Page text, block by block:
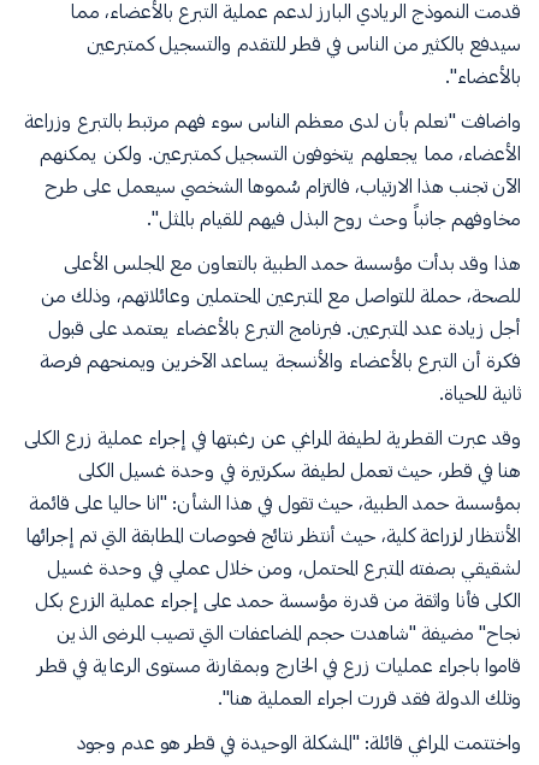
قدمت النموذج الريادي البارز لدعم عملية التبرع بالأعضاء، مما
سيدفع بالكثير من الناس في قطر للتقدم والتسجيل كمتبرعين
بالأعضاء".
واضافت "نعلم بأن لدى معظم الناس سوء فهم مرتبط بالتبرع وزراعة
الأعضاء، مما يجعلهم يتخوفون التسجيل كمتبرعين. ولكن يمكنهم
الآن تجنب هذا الارتياب، فالتزام سُموها الشخصي سيعمل على طرح
مخاوفهم جانباً وحث روح البذل فيهم للقيام بالمثل".
هذا وقد بدأت مؤسسة حمد الطبية بالتعاون مع المجلس الأعلى
للصحة، حملة للتواصل مع المتبرعين المحتملين وعائلاتهم، وذلك من
أجل زيادة عدد المتبرعين. فبرنامج التبرع بالأعضاء يعتمد على قبول
فكرة أن التبرع بالأعضاء والأنسجة يساعد الآخرين ويمنحهم فرصة
ثانية للحياة.
وقد عبرت القطرية لطيفة المراغي عن رغبتها في إجراء عملية زرع الكلى
هنا في قطر، حيث تعمل لطيفة سكرتيرة في وحدة غسيل الكلى
بمؤسسة حمد الطبية، حيث تقول في هذا الشأن: "انا حاليا على قائمة
الأنتظار لزراعة كلية، حيث أنتظر نتائج فحوصات المطابقة التي تم إجرائها
لشقيقي بصفته المتبرع المحتمل، ومن خلال عملي في وحدة غسيل
الكلى فأنا واثقة من قدرة مؤسسة حمد على إجراء عملية الزرع بكل
نجاح" مضيفة "شاهدت حجم المضاعفات التي تصيب المرضى الذين
قاموا باجراء عمليات زرع في الخارج وبمقارنة مستوى الرعاية في قطر
وتلك الدولة فقد قررت اجراء العملية هنا".
واختتمت المراغي قائلة: "المشكلة الوحيدة في قطر هو عدم وجود